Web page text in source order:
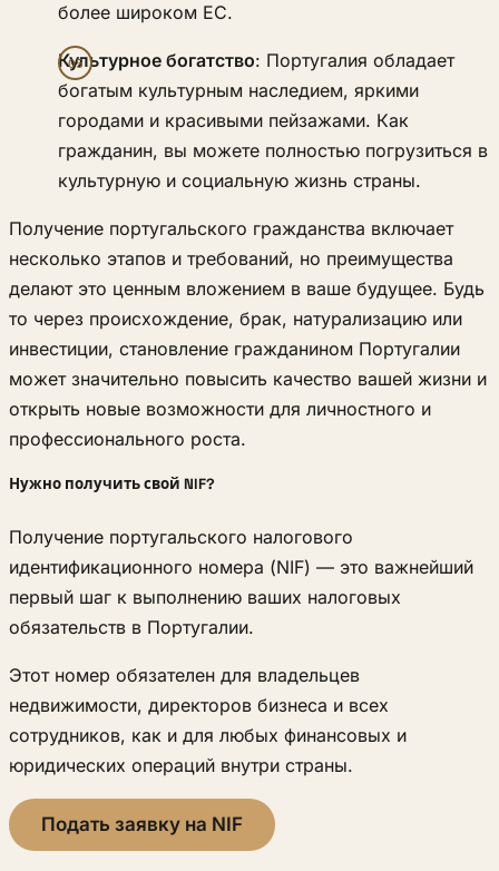
более широком ЕС.
Культурное богатство: Португалия обладает
богатым культурным наследием, яркими
городами и красивыми пейзажами. Как
гражданин, вы можете полностью погрузиться в
культурную и социальную жизнь страны.
Получение португальского гражданства включает
несколько этапов и требований, но преимущества
делают это ценным вложением в ваше будущее. Будь
то через происхождение, брак, натурализацию или
инвестиции, становление гражданином Португалии
может значительно повысить качество вашей жизни и
открыть новые возможности для личностного и
профессионального роста.
Нужно получить свой NIF?
Получение португальского налогового
идентификационного номера (NIF) — это важнейший
первый шаг к выполнению ваших налоговых
обязательств в Португалии.
Этот номер обязателен для владельцев
недвижимости, директоров бизнеса и всех
сотрудников, как и для любых финансовых и
юридических операций внутри страны.
Подать заявку на NIF